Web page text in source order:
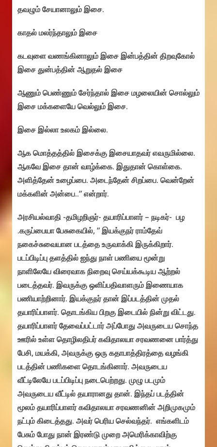
தவழும் சேயானாலும் இசை.
காதல் மலர்ந்தாலும் இசை
கடவுளை வணங்கினாலும் இசை இன்பத்தின் திறவுகோல்
இசை துன்பத்தின் ஆறுதல் இசை
ஆணும் பெண்ணும் சேர்ந்தால் இசை மழலையின் சொல்லும்
இசை மக்களையே வெல்லும் இசை.
இசை இல்லா உலகம் இல்லை.
ஆக மொத்தத்தில் இசைக்கு இசையாதவர் எவருமில்லை.
ஆகவே இசை தான் வாழ்க்கை. இதுதான் கொள்கை.
அளித்தேன் உழைப்பை. அடைந்தேன் சிறப்பை. வென்றேன்
மக்களின் அன்பை..” என்றார்.
அரசியல்வாதி -தமிழறிஞர்- தயாரிப்பாளர் – நடிகர்- பழ
.கருப்பையா பேசுகையில், ” இயக்குநர் ராம்தேவ்
நகைச்சுவையான படத்தை உருவாக்கி இருக்கிறார்.
படப்பிடிப்பு தளத்தில் ஐந்து நாள் பணியை மூன்று
நாளிலேயே விரைவாக நிறைவு செய்யக்கூடிய ஆற்றல்
படைத்தவர். இவருக்கு ஒளிப்பதிவாளரும் இணையாக
பணியாற்றினார். இயக்குநர் தான் இப்படத்தின் முதல்
தயாரிப்பாளர். தொடங்கிய பிறகு இடையில் நின்று விட்டது.
தயாரிப்பாளர் தேவைப்பட்டார் அப்போது அவருடைய சொந்த
ஊரில் உள்ள தொழிலதிபர் கவிதாலயா சரவணனை பார்த்து
பேசி, மயக்கி, அவருக்கு ஒரு கதாபாத்திரத்தை வழங்கி
படத்தின் பணிகளை தொடங்கினார். அவருடைய
வீட்டிலேயே படப்பிடிப்பு நடைபெற்றது. முழு படமும்
அவருடைய வீட்டில் தயாரானது தான். இந்தப் படத்தின்
மூலம் தயாரிப்பாளர் கவிதாலயா சரவணனின் அறிமுகமும்
நட்பும் கிடைத்தது. அவர் பெரிய செல்வந்தர். எங்களிடம்
பேசும் போது நான் இரண்டு முறை அமெரிக்காவிற்கு